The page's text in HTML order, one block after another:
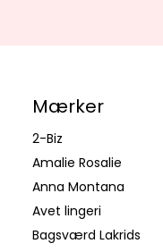
Mærker
2-Biz
Amalie Rosalie
Anna Montana
Avet lingeri
Bagsværd Lakrids